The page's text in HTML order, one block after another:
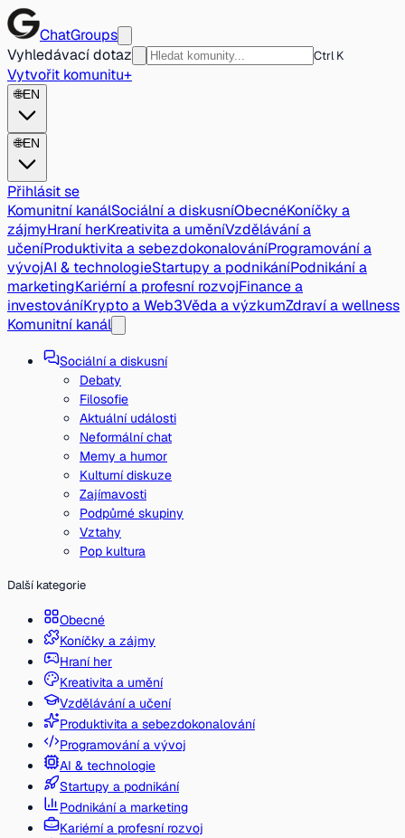
ChatGroups
Vyhledávací dotaz
Ctrl K
Vytvořit komunitu+
🌐EN
🌐EN
Přihlásit se
Komunitní kanálSociální a diskusníObecnéKoníčky a
zájmyHraní herKreativita a uměníVzdělávání a
učeníProduktivita a sebezdokonalováníProgramování a
vývojAI & technologieStartupy a podnikáníPodnikání a
marketingKariérní a profesní rozvojFinance a
investováníKrypto a Web3Věda a výzkumZdraví a wellness
Komunitní kanál
Sociální a diskusní
Debaty
Filosofie
Aktuální události
Neformální chat
Memy a humor
Kulturní diskuze
Zajímavosti
Podpůrné skupiny
Vztahy
Pop kultura
Další kategorie
Obecné
Koníčky a zájmy
Hraní her
Kreativita a umění
Vzdělávání a učení
Produktivita a sebezdokonalování
Programování a vývoj
AI & technologie
Startupy a podnikání
Podnikání a marketing
Kariérní a profesní rozvoj